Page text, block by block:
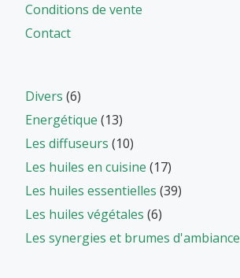
Conditions de vente
Contact
Divers (6)
Energétique (13)
Les diffuseurs (10)
Les huiles en cuisine (17)
Les huiles essentielles (39)
Les huiles végétales (6)
Les synergies et brumes d'ambiance